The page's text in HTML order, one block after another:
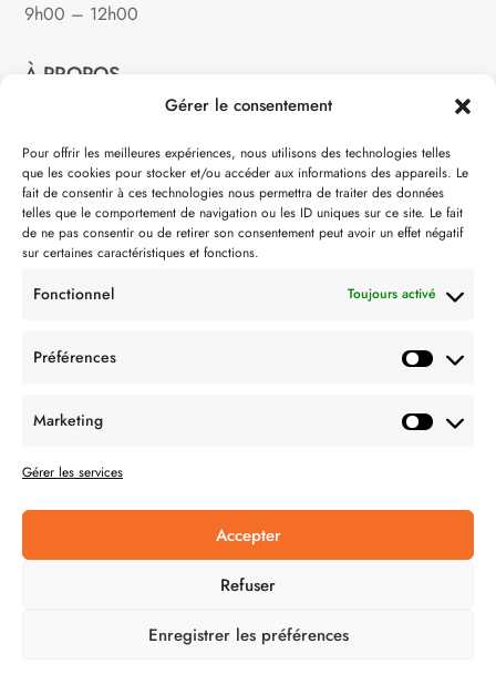
Gérer le consentement
Pour offrir les meilleures expériences, nous utilisons des technologies telles
que les cookies pour stocker et/ou accéder aux informations des appareils. Le
fait de consentir à ces technologies nous permettra de traiter des données
telles que le comportement de navigation ou les ID uniques sur ce site. Le fait
de ne pas consentir ou de retirer son consentement peut avoir un effet négatif
sur certaines caractéristiques et fonctions.
Fonctionnel Toujours activé
Préférences
Marketing
Gérer les services
Accepter
Refuser
Enregistrer les préférences
9h00 – 12h00
À PROPOS
Notre philosophie
Contact
Partenaire de:
CONDITION GÉNÉRALES DE VENTES